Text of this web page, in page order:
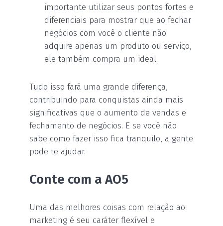
importante utilizar seus pontos fortes e
diferenciais para mostrar que ao fechar
negócios com você o cliente não
adquire apenas um produto ou serviço,
ele também compra um ideal.
Tudo isso fará uma grande diferença,
contribuindo para conquistas ainda mais
significativas que o aumento de vendas e
fechamento de negócios. E se você não
sabe como fazer isso fica tranquilo, a gente
pode te ajudar.
Conte com a AO5
Uma das melhores coisas com relação ao
marketing é seu caráter flexível e